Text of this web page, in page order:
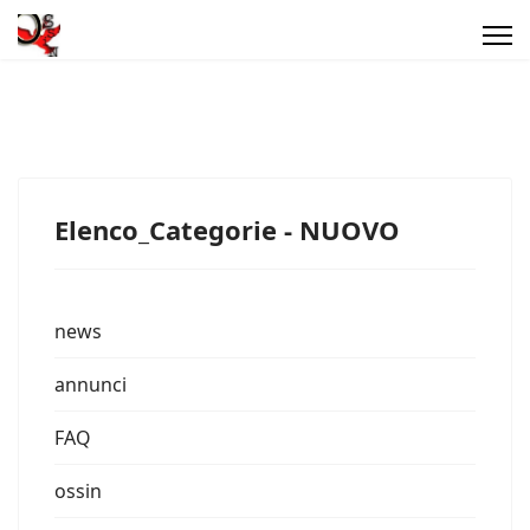
Elenco_Categorie - NUOVO
news
annunci
FAQ
ossin